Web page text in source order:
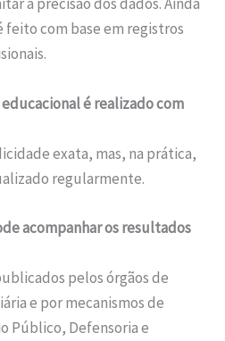
a precisão dos dados. Ainda
feito com base em registros
é realizado com
exata, mas, na prática,
regularmente.
acompanhar os resultados
pelos órgãos de
e por mecanismos de
Público, Defensoria e